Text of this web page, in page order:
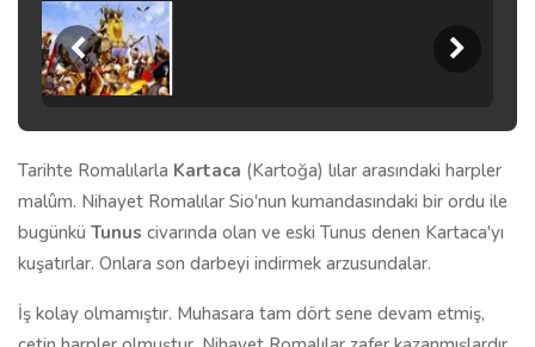
Tarihte Romalılarla Kartaca (Kartoğa) lılar arasındaki harpler
malûm. Nihayet Romalılar Sio'nun kumandasındaki bir ordu ile
bugünkü Tunus civarında olan ve eski Tunus denen Kartaca'yı
kuşatırlar. Onlara son darbeyi indirmek arzusundalar.
İş kolay olmamıştır. Muhasara tam dört sene devam etmiş,